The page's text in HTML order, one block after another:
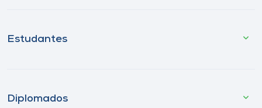
Estudantes
Diplomados